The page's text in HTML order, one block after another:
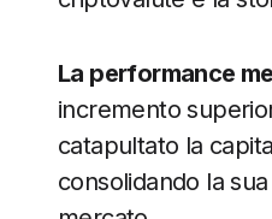
La performance
incremento
catapultato la
consolidando la